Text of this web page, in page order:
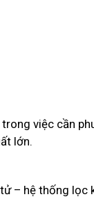
việc cần
lớn.
– hệ thống